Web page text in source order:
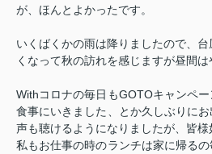
が、ほんとよかったです。
いくばくかの雨は降りましたので、
くなって秋の訪れを感じますが昼間は
Withコロナの毎日もGOTOキャンペ
食事にいきました、とか久しぶりに
声も聴けるようになりましたが、皆様
私もお仕事の時のランチは家に帰るの